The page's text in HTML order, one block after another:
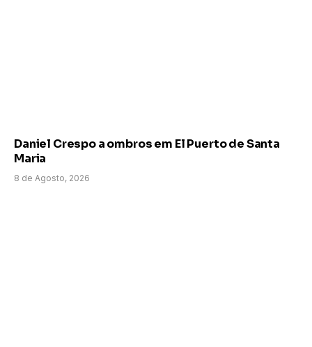
Daniel Crespo a ombros em El Puerto de Santa
Maria
8 de Agosto, 2026